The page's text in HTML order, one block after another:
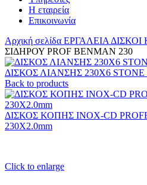
Η εταιρεία
Επικοινωνία
Αρχική σελίδα ΕΡΓΑΛΕΙΑ
ΣΙΔΗΡΟΥ PROF BENMAN 230
ΔΙΣΚΟΣ ΛΙΑΝΣΗΣ 230Χ6
Back to products
ΔΙΣΚΟΣ ΚΟΠΗΣ INOX-CD
230Χ2.0mm
Click to enlarge